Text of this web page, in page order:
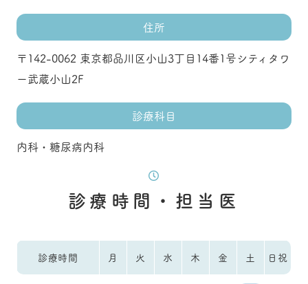
住所
〒142-0062 東京都品川区小山3丁目14番1号シティタワ
ー武蔵小山2F
診療科目
内科・糖尿病内科
診療時間・担当医
診療時間 月 火 水 木 金 土 日祝